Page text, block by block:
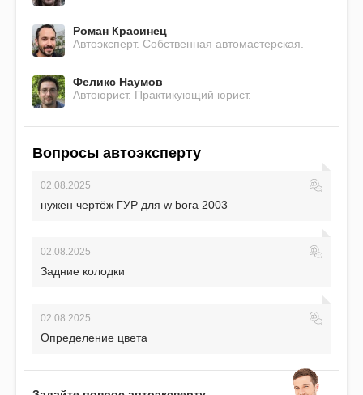
Роман Красинец
Автоэксперт. Собственная автомастерская.
Феликс Наумов
Автоюрист. Практикующий юрист.
Вопросы автоэксперту
02.08.2025
нужен чертёж ГУР для w bora 2003
02.08.2025
Задние колодки
02.08.2025
Определение цвета